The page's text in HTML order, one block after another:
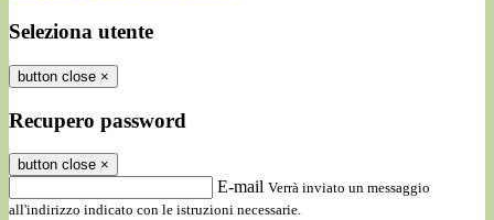
Seleziona utente
button close ×
Recupero password
button close ×
E-mail Verrà inviato un messaggio
all'indirizzo indicato con le istruzioni necessarie.